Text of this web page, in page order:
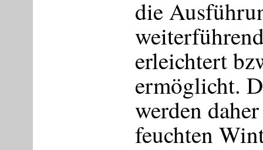
die
erleichtert
ermöglicht.
werden
feuchten